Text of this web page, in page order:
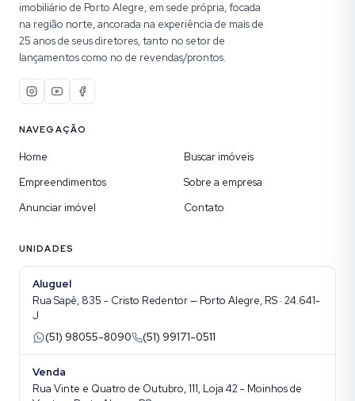
imobiliário de Porto Alegre, em sede própria, focada
na região norte, ancorada na experiência de mais de
25 anos de seus diretores, tanto no setor de
lançamentos como no de revendas/prontos.
NAVEGAÇÃO
Home
Buscar imóveis
Empreendimentos
Sobre a empresa
Anunciar imóvel
Contato
UNIDADES
Aluguel
Rua Sapê, 835 - Cristo Redentor — Porto Alegre, RS · 24.641-
J
(51) 98055-8090
(51) 99171-0511
Venda
Rua Vinte e Quatro de Outubro, 111, Loja 42 - Moinhos de